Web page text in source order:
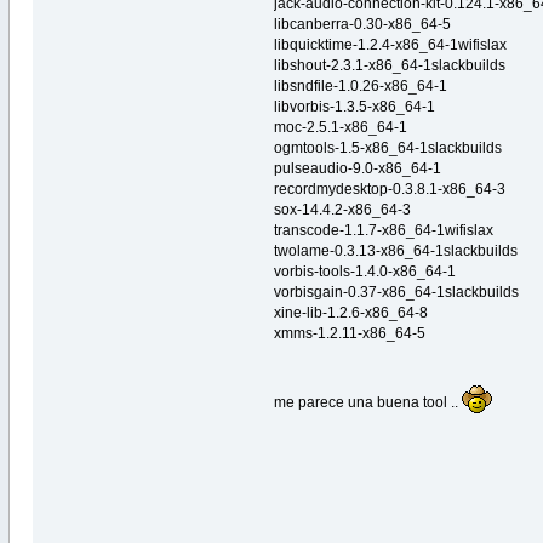
jack-audio-connection-kit-0.124.1-
libcanberra-0.30-x86_64-5
libquicktime-1.2.4-x86_64-1wifislax
libshout-2.3.1-x86_64-1slackbuilds
libsndfile-1.0.26-x86_64-1
libvorbis-1.3.5-x86_64-1
moc-2.5.1-x86_64-1
ogmtools-1.5-x86_64-1slackbuilds
pulseaudio-9.0-x86_64-1
recordmydesktop-0.3.8.1-x86_64-3
sox-14.4.2-x86_64-3
transcode-1.1.7-x86_64-1wifislax
twolame-0.3.13-x86_64-1slackbuilds
vorbis-tools-1.4.0-x86_64-1
vorbisgain-0.37-x86_64-1slackbuilds
xine-lib-1.2.6-x86_64-8
xmms-1.2.11-x86_64-5
me parece una buena tool ..